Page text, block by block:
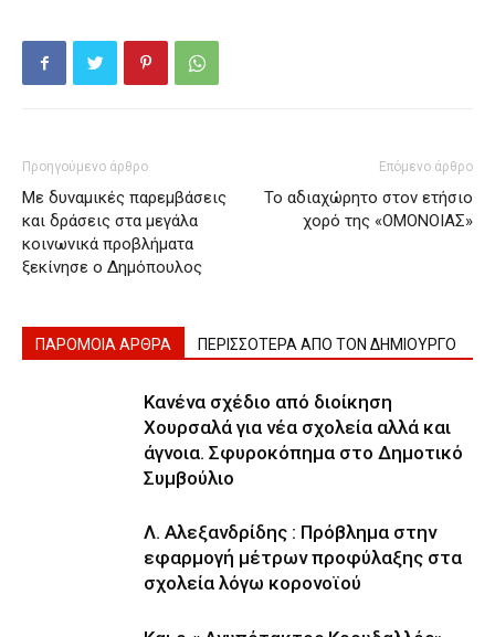
Προηγούμενο άρθρο
Με δυναμικές παρεμβάσεις
και δράσεις στα μεγάλα
κοινωνικά προβλήματα
ξεκίνησε ο Δημόπουλος
Επόμενο άρθρο
Το αδιαχώρητο στον ετήσιο
χορό της «ΟΜΟΝΟΙΑΣ»
ΠΑΡΟΜΟΙΑ ΑΡΘΡΑ ΠΕΡΙΣΣΟΤΕΡΑ ΑΠΟ ΤΟΝ ΔΗΜΙΟΥΡΓΟ
Κανένα σχέδιο από διοίκηση
Χουρσαλά για νέα σχολεία αλλά και
άγνοια. Σφυροκόπημα στο Δημοτικό
Συμβούλιο
Λ. Αλεξανδρίδης : Πρόβλημα στην
εφαρμογή μέτρων προφύλαξης στα
σχολεία λόγω κορονοϊού